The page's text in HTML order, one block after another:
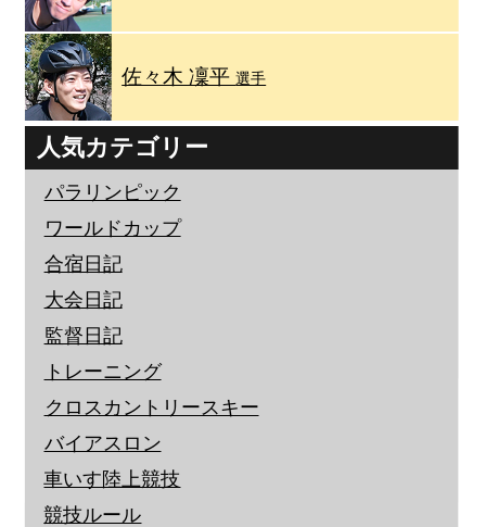
佐々木 凜平選手
人気カテゴリー
パラリンピック
ワールドカップ
合宿日記
大会日記
監督日記
トレーニング
クロスカントリースキー
バイアスロン
車いす陸上競技
競技ルール